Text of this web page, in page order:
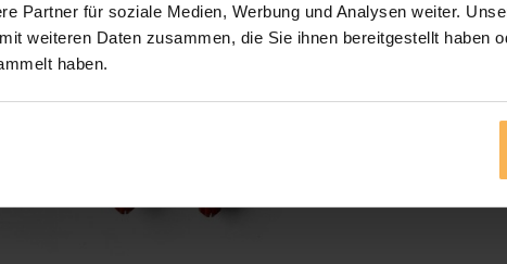
Partner für soziale Medien, Werbung und Analysen weiter.
weiteren Daten zusammen, die Sie ihnen bereitgestellt haben
haben.